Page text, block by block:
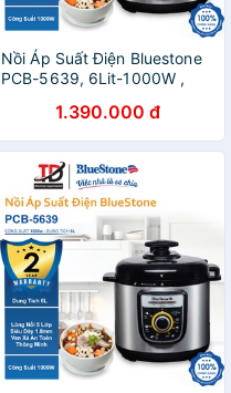
Nồi Áp Suất Điện Bluestone
PCB-5639, 6Lit-1000W ,
Bảo Hành Chính Hãng 2
Năm
1.390.000 đ